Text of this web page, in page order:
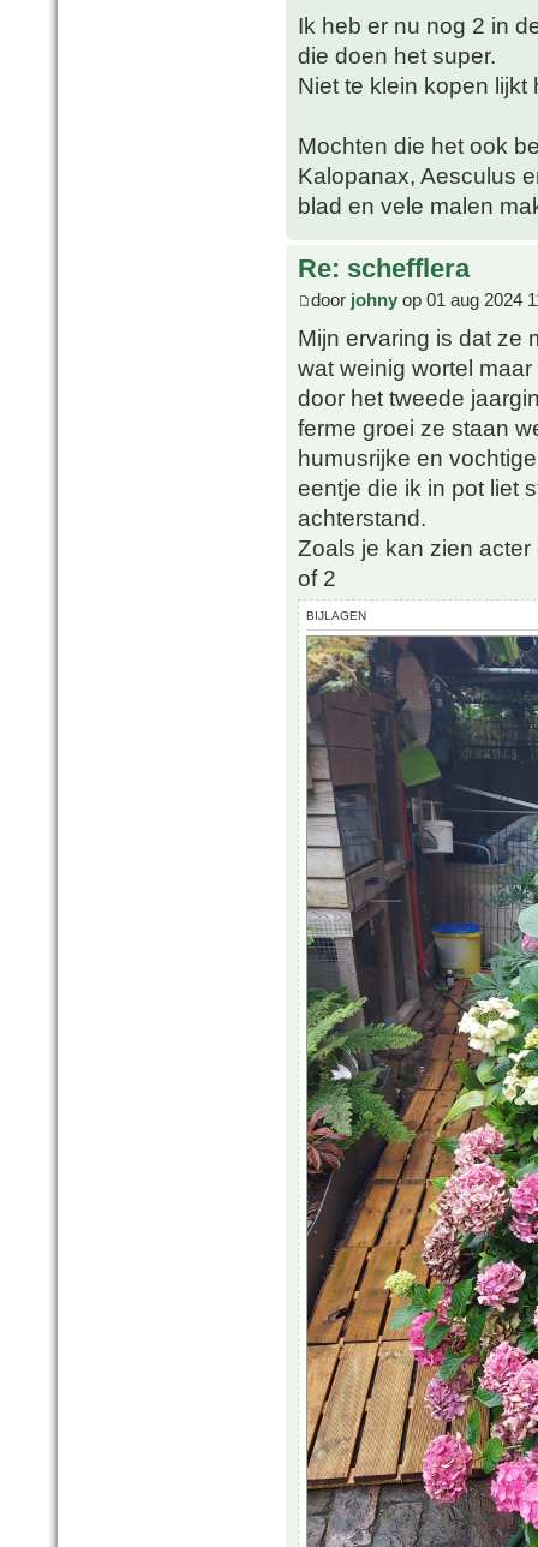
Ik heb er nu nog 2 in
die doen het super.
Niet te klein kopen
Mochten die het ook
Kalopanax, Aesculus
blad en vele malen
Re: schefflera
door johny op 01 aug 2024
Mijn ervaring is dat ze
wat weinig wortel
door het tweede
ferme groei ze staan
humusrijke en
eentje die ik in pot liet
achterstand.
Zoals je kan zien
of 2
BIJLAGEN